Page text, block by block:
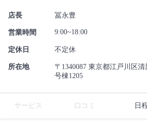
店長 冨永豊
営業時間 9:00~18:00
定休日 不定休
所在地
〒1340087 東京都江戸川区
号棟1205
サービス 口コミ 日